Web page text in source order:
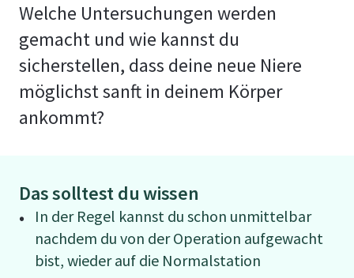
Welche Untersuchungen werden
gemacht und wie kannst du
sicherstellen, dass deine neue Niere
möglichst sanft in deinem Körper
ankommt?
Das solltest du wissen
In der Regel kannst du schon unmittelbar
nachdem du von der Operation aufgewacht
bist, wieder auf die Normalstation